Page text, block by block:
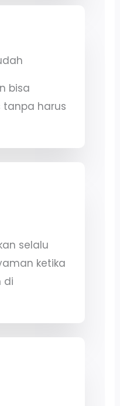
bisa
tanpa harus
selalu
ketika
di